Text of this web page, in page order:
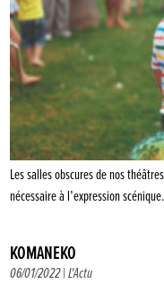
Les salles obscures de nos
nécessaire à l’expression
KOMANEKO
06/01/2022 |L'Actu